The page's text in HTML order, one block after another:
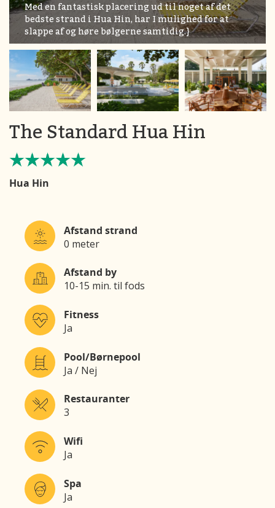
Med en fantastisk placering ud til noget af det
bedste strand i Hua Hin, har I mulighed for at
slappe af og høre bølgerne samtidig.}
The Standard Hua Hin
Hua Hin
Afstand strand
0 meter
Afstand by
10-15 min. til fods
Fitness
Ja
Pool/Børnepool
Ja / Nej
Restauranter
3
Wifi
Ja
Spa
Ja